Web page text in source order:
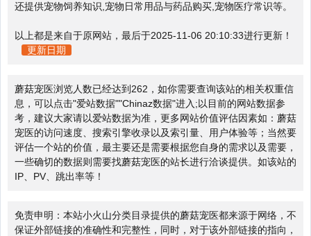
还提供宠物饲养知识,宠物日常用品与药品购买,宠物医疗常识等。
以上都是来自于原网站，最后于2025-11-06 20:10:33进行更新！
更新日期
蘑菇宠医浏览人数已经达到262，如你需要查询该站的相关权重信
息，可以点击"爱站数据""Chinaz数据"进入;以目前的网站数据参
考，建议大家请以爱站数据为准，更多网站价值评估因素如：蘑菇
宠医的访问速度、搜索引擎收录以及索引量、用户体验等；当然要
评估一个站的价值，最主要还是需要根据您自身的需求以及需要，
一些确切的数据则需要找蘑菇宠医的站长进行洽谈提供。如该站的
IP、PV、跳出率等！
免责申明：本站小火山分类目录提供的蘑菇宠医都来源于网络，不
保证外部链接的准确性和完整性，同时，对于该外部链接的指向，